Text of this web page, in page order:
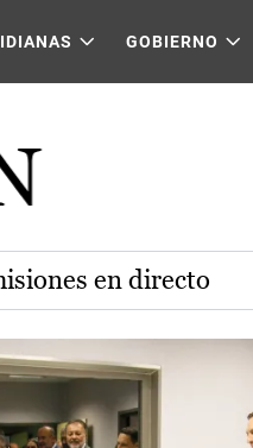
GOBIERNO
en directo